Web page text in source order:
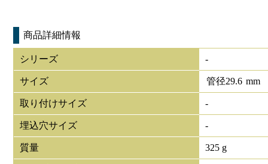
商品詳細情報
シリーズ -
サイズ 管径29.6 mm
取り付けサイズ -
埋込穴サイズ -
質量 325 g